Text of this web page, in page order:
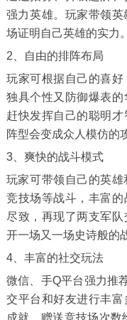
强力英雄。玩家带领
场证明自己英雄的实力。
2、自由的排阵布局
玩家可根据自己的喜
独具个性又防御爆表的
赶快发挥自己的聪明
阵型会变成众人模仿的
3、爽快的战斗模式
玩家可带领自己的英雄
竞技场等战斗，丰富
尽致，再现了两支军
开一场又一场史诗般的
4、丰富的社交玩法
微信、手Q平台强力推
交平台和好友进行丰
成就、赠送竞技场次数